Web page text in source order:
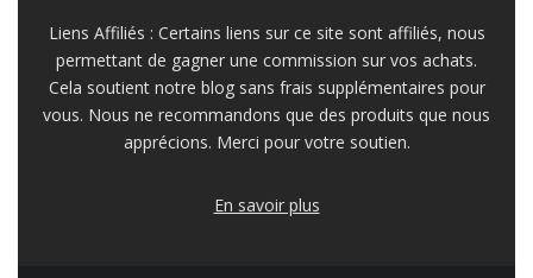
Liens Affiliés : Certains liens sur ce site sont affiliés, nous
permettant de gagner une commission sur vos achats.
Cela soutient notre blog sans frais supplémentaires pour
vous. Nous ne recommandons que des produits que nous
apprécions. Merci pour votre soutien.
En savoir plus